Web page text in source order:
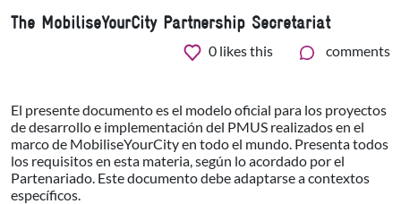
The MobiliseYourCity Partnership Secretariat
0 likes this comments
El presente documento es el modelo oficial para los proyectos
de desarrollo e implementación del PMUS realizados en el
marco de MobiliseYourCity en todo el mundo. Presenta todos
los requisitos en esta materia, según lo acordado por el
Partenariado. Este documento debe adaptarse a contextos
específicos.